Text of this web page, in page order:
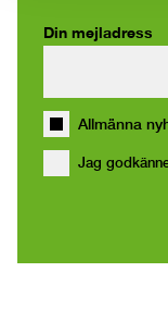
Din mejladress
Allmänna
Jag